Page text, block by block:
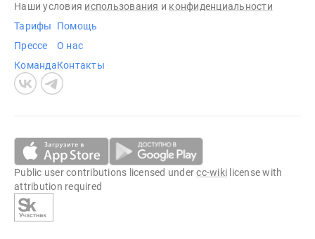
Наши условия использования и конфиденциальности
Тарифы
Прессе
Команда
Помощь
О нас
Контакты
Public user contributions licensed undercc-wiki license with
attribution required